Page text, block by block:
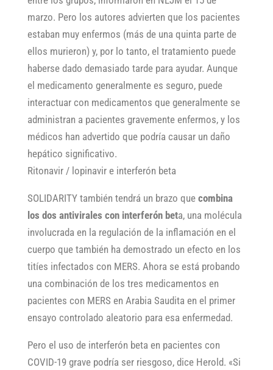
marzo. Pero los autores advierten que los pacientes
estaban muy enfermos (más de una quinta parte de
ellos murieron) y, por lo tanto, el tratamiento puede
haberse dado demasiado tarde para ayudar. Aunque
el medicamento generalmente es seguro, puede
interactuar con medicamentos que generalmente se
administran a pacientes gravemente enfermos, y los
médicos han advertido que podría causar un daño
hepático significativo.
Ritonavir / lopinavir e interferón beta
SOLIDARITY también tendrá un brazo que combina
los dos antivirales con interferón beta, una molécula
involucrada en la regulación de la inflamación en el
cuerpo que también ha demostrado un efecto en los
titíes infectados con MERS. Ahora se está probando
una combinación de los tres medicamentos en
pacientes con MERS en Arabia Saudita en el primer
ensayo controlado aleatorio para esa enfermedad.
Pero el uso de interferón beta en pacientes con
COVID-19 grave podría ser riesgoso, dice Herold. «Si